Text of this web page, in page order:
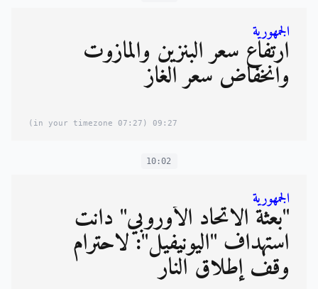
الجمهورية
ارتفاعُ سعر البنزين والمازوت
وانخفاض سعر الغاز
09:27
(07:27 in your timezone)
10:02
الجمهورية
"بعثة الاتحاد الأوروبيّ" دانت
استهداف "اليونيفيل": لاحترام
وقف إطلاق النار